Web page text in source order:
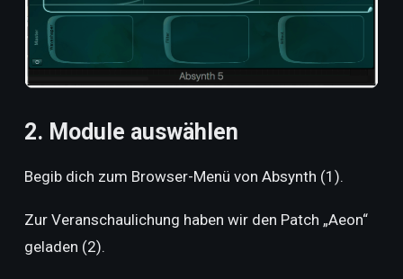
2. Module auswählen
Begib dich zum Browser-Menü von Absynth (1).
Zur Veranschaulichung haben wir den Patch „Aeon“
geladen (2).